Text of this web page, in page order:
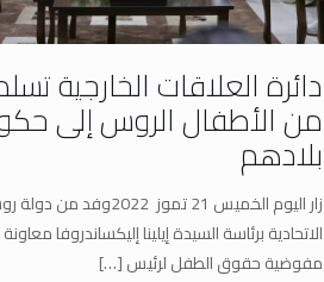
دائرة العلاقات الخارجية
من الأطفال الروس إلى
بلادهم
زار اليوم الخميس 21 تموز 2022وفد من
الاتحادية برئاسة السيدة إيلينا إليكساندروفا
مفوضية حقوق الطفل لرئيس[…]